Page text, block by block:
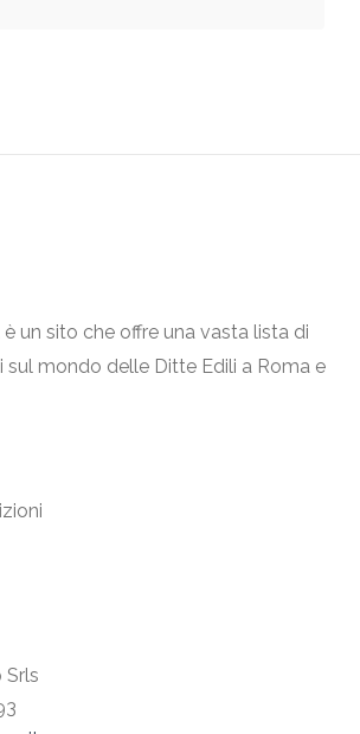
un sito che offre una vasta lista di
sul mondo delle Ditte Edili a Roma e
Srls